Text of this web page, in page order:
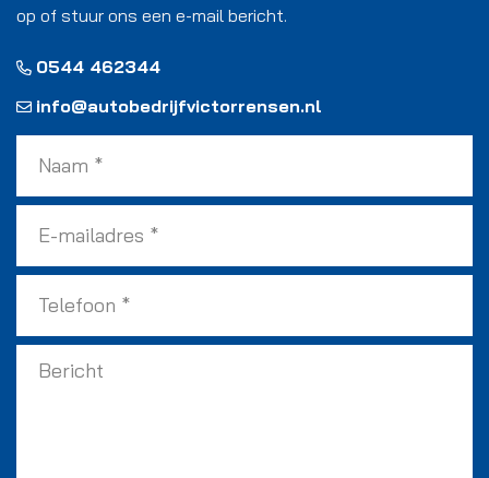
op of stuur ons een e-mail bericht.
0544 462344
info@autobedrijfvictorrensen.nl